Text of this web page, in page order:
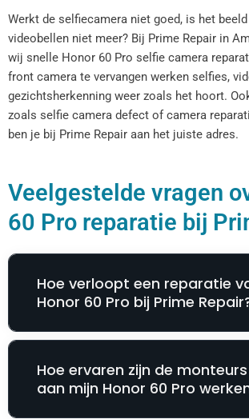
Werkt de selfiecamera niet goed, is het
videobellen niet meer? Bij Prime Repair in
wij snelle Honor 60 Pro selfie camera
front camera te vervangen werken selfies,
gezichtsherkenning weer zoals het hoort.
zoals selfie camera defect of camera
ben je bij Prime Repair aan het juiste adres.
Veelgestelde vragen
60 Pro reparatie bij
Hoe verloopt een reparatie
Honor 60 Pro bij Prime
Hoe ervaren zijn de
aan mijn Honor 60 Pro